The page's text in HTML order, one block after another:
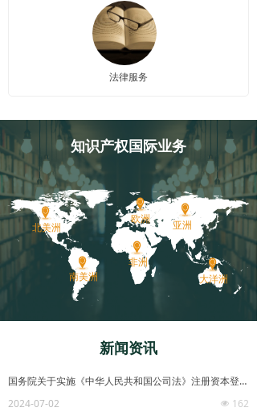
国务院关于实施《中华人民共和国公司法》注册资本登记管理制度的规定
넶 162
2024-07-02
新闻资讯
南美洲
非洲
大洋洲
欧洲
北美洲 亚洲
知识产权国际业务
法律服务